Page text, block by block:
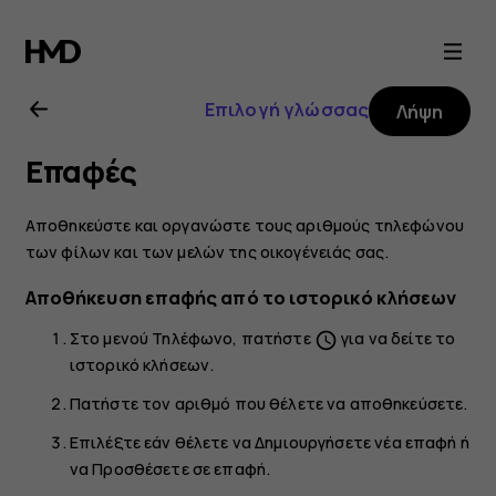
Οδηγίες
χρήσης
Nokia
8.1
Επιλογή γλώσσας Λήψη
Επαφές
Αποθηκεύστε και οργανώστε τους αριθμούς τηλεφώνου
των φίλων και των μελών της οικογένειάς σας.
Αποθήκευση επαφής από το ιστορικό κλήσεων
Στο μενού Τηλέφωνο, πατήστε schedule για να δείτε το
ιστορικό κλήσεων.
Πατήστε τον αριθμό που θέλετε να αποθηκεύσετε.
Επιλέξτε εάν θέλετε ναΔημιουργήσετε νέα επαφή ή
ναΠροσθέσετε σε επαφή.